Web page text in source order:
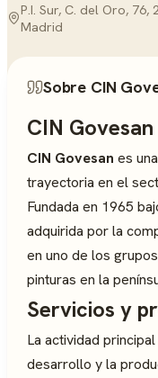
P.I. Sur, C. del Oro,
Madrid
Sobre CIN
CIN Govesan
CIN Govesan es
trayectoria en el
Fundada en 1965
adquirida por la
en uno de los
pinturas en la
Servicios y
La actividad
desarrollo y la